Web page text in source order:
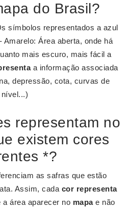
do Brasil?
símbolos representados a azul
Amarelo: Área aberta, onde há
mais escuro, mais fácil a
a informação associada
depressão, cota, curvas de
nível...)
representam no
existem cores
*?
as safras que estão
Assim, cada cor representa
a área aparecer no mapae não